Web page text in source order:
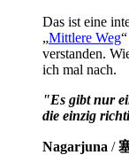
Das ist eine
„Mittlere Weg
verstanden.
ich mal nach.
"Es gibt nur
die einzig
Nagarjuna /